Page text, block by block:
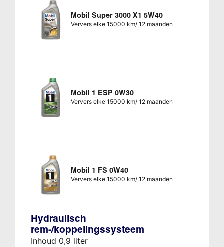
Mobil Super 3000 X1 5W40
Ververs elke 15000 km/ 12 maanden
Mobil 1 ESP 0W30
Ververs elke 15000 km/ 12 maanden
Mobil 1 FS 0W40
Ververs elke 15000 km/ 12 maanden
Hydraulisch
rem-/koppelingssysteem
Inhoud 0,9 liter